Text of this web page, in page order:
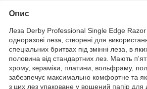
Опис
Леза Derby Professional Single Edge Razor
одноразові леза, створені для
спеціальних бритвах під змінні леза, в
половина від стандартних лез. Мають
хрому, кераміки, платини, вольфраму,
забезпечує максимально комфортне та
з цих лез упаковане у вощений папір для